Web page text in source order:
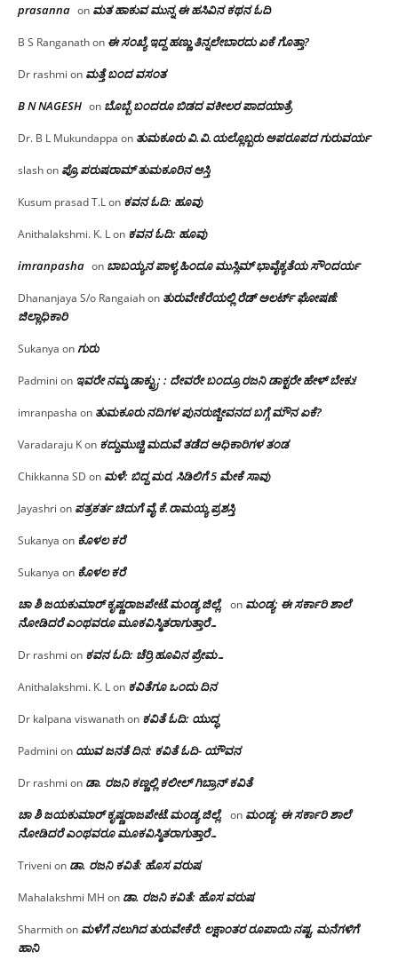
prasanna on ಮತ ಹಾಕುವ ಮುನ್ನ ಈ ಹಸಿವಿನ ಕಥನ ಓದಿ
B S Ranganathon ಈ ಸಂಖ್ಯೆ ಇದ್ದ ಹಣ್ಣು ತಿನ್ನಲೇಬಾರದು ಏಕೆ ಗೊತ್ತಾ?
Dr rashmi on ಮತ್ತೆ ಬಂದ ವಸಂತ
B N NAGESH on ಬೊಬ್ಬೆ ಬಂದರೂ ಬಿಡದ ವಕೀಲರ ಪಾದಯಾತ್ರೆ
Dr. B L Mukundappa on ತುಮಕೂರು‌ ವಿ.ವಿ.ಯಲ್ಲೊಬ್ಬರು ಅಪರೂಪದ ಗುರುವರ್ಯ
slashon ಪ್ರೊ.ಪರುಷರಾಮ್ ತುಮಕೂರಿನ ಆಸ್ತಿ
Kusum prasad T.Lon ಕವನ ಓದಿ: ಹೂವು
Anithalakshmi. K. Lon ಕವನ ಓದಿ: ಹೂವು
imranpasha on ಬಾಬಯ್ಯನ ಪಾಳ್ಯ ಹಿಂದೂ ಮುಸ್ಲಿಮ್ ಭಾವೈಕ್ಯತೆಯ ಸೌಂದರ್ಯ
Dhananjaya S/o Rangaiahon ತುರುವೇಕೆರೆಯಲ್ಲಿ ರೆಡ್ ಅಲರ್ಟ್ ಘೋಷಣೆ:
ಜಿಲ್ಲಾಧಿಕಾರಿ
Sukanya onಗುರು
Padmini on ಇವರೇ ನಮ್ಮ ಡಾಕ್ಟ್ರು; : ದೇವರೇ ಬಂದ್ರೂ ರಜನಿ ಡಾಕ್ಟರೇ ಹೇಳ್ ಬೇಕು!
imranpasha on ತುಮಕೂರು ನದಿಗಳ ಪುನರುಜ್ಜೀವನದ ಬಗ್ಗೆ ಮೌನ ಏಕೆ?
Varadaraju Kon ಕದ್ದುಮುಚ್ಚಿ ಮದುವೆ ತಡೆದ ಅಧಿಕಾರಿಗಳ ತಂಡ
Chikkanna SD on ಮಳೆ: ಬಿದ್ದ ಮರ, ಸಿಡಿಲಿಗೆ 5 ಮೇಕೆ ಸಾವು
Jayashri on ಪತ್ರಕರ್ತ ಚಿದುಗೆ ವೈ.ಕೆ.ರಾಮಯ್ಯ ಪ್ರಶಸ್ತಿ
Sukanya on ಕೊಳಲ ಕರೆ
Sukanya on ಕೊಳಲ ಕರೆ
ಚಾ ಶಿ ಜಯಕುಮಾರ್ ಕೃಷ್ಣರಾಜಪೇಟೆ.ಮಂಡ್ಯ ಜಿಲ್ಲೆ. on ಮಂಡ್ಯ: ಈ ಸರ್ಕಾರಿ ಶಾಲೆ
ನೋಡಿದರೆ ಎಂಥವರೂ ಮೂಕವಿಸ್ಮಿತರಾಗುತ್ತಾರೆ…
Dr rashmi on ಕವನ ಓದಿ: ಚೆರ್ರಿ ಹೂವಿನ ಪ್ರೇಮ…
Anithalakshmi. K. Lon ಕವಿತೆಗೂ ಒಂದು ದಿನ
Dr kalpana viswanathon ಕವಿತೆ ಓದಿ: ಯುದ್ಧ
Padmini on ಯುವ ಜನತೆ ದಿನ: ಕವಿತೆ ಓದಿ- ಯೌವನ
Dr rashmi on ಡಾ. ರಜನಿ‌ ಕಣ್ಣಲ್ಲಿ ಕಲೀಲ್ ಗಿಬ್ರಾನ್ ಕವಿತೆ
ಚಾ ಶಿ ಜಯಕುಮಾರ್ ಕೃಷ್ಣರಾಜಪೇಟೆ.ಮಂಡ್ಯ ಜಿಲ್ಲೆ. on ಮಂಡ್ಯ: ಈ ಸರ್ಕಾರಿ ಶಾಲೆ
ನೋಡಿದರೆ ಎಂಥವರೂ ಮೂಕವಿಸ್ಮಿತರಾಗುತ್ತಾರೆ…
Triveni on ಡಾ. ರಜನಿ ಕವಿತೆ: ಹೊಸ ವರುಷ
Mahalakshmi MH on ಡಾ. ರಜನಿ ಕವಿತೆ: ಹೊಸ ವರುಷ
Sharmithon ಮಳೆಗೆ ನಲುಗಿದ ತುರುವೇಕೆರೆ: ಲಕ್ಷಾಂತರ ರೂಪಾಯಿ ನಷ್ಟ, ಮನೆಗಳಿಗೆ
ಹಾನಿ